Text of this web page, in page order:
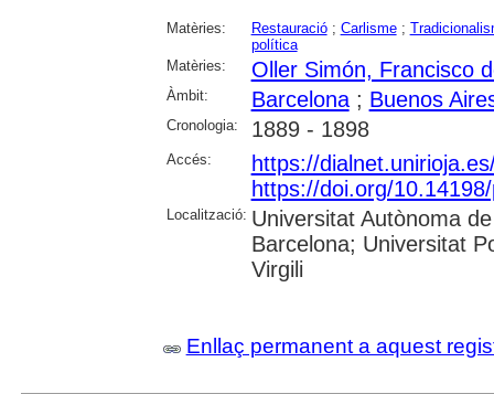
Matèries: Restauració; Carlisme;
política
Matèries:
Oller Simón, Francisco
Àmbit: Barcelona; Buenos
Cronologia: 1889 - 1898
Accés:
https://
https://doi.org/
Localització: Universitat Autònoma
Barcelona; Universitat
Virgili
Enllaç permanent a aquest